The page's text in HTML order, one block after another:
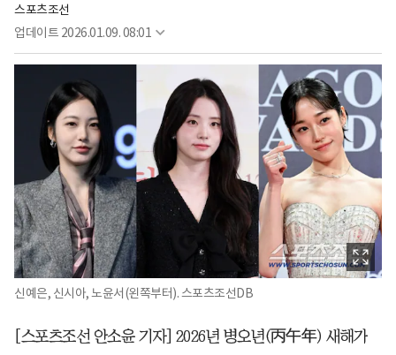
스포츠조선
업데이트 2026.01.09. 08:01
신예은, 신시아, 노윤서(왼쪽부터). 스포츠조선DB
[스포츠조선 안소윤 기자] 2026년 병오년(丙午年) 새해가